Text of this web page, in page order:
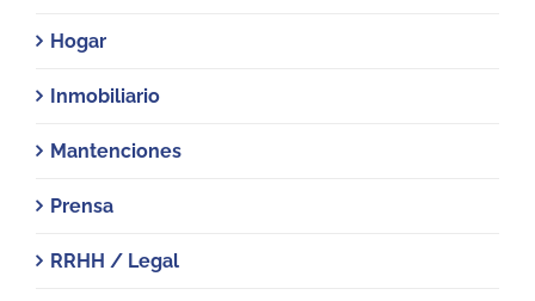
Hogar
Inmobiliario
Mantenciones
Prensa
RRHH / Legal